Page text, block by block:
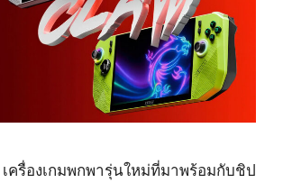
ครื่องเกมพกพารุ่นใหม่ที่มาพร้อมกับชิป